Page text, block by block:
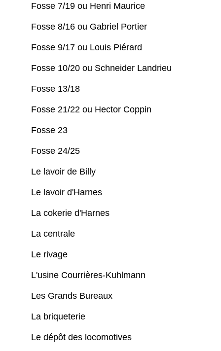
Fosse 7/19 ou Henri Maurice
Fosse 8/16 ou Gabriel Portier
Fosse 9/17 ou Louis Piérard
Fosse 10/20 ou Schneider Landrieu
Fosse 13/18
Fosse 21/22 ou Hector Coppin
Fosse 23
Fosse 24/25
Le lavoir de Billy
Le lavoir d'Harnes
La cokerie d'Harnes
La centrale
Le rivage
L'usine Courrières-Kuhlmann
Les Grands Bureaux
La briqueterie
Le dépôt des locomotives